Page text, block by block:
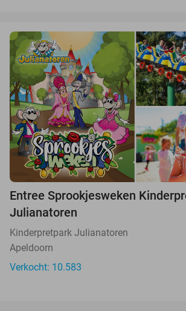
Entree Sprookjesweken
Julianatoren
Kinderpretpark Julianatoren
Apeldoorn
Verkocht: 10.583